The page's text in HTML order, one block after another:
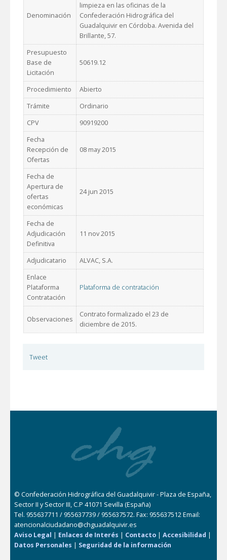
Denominación
limpieza en las oficinas de la
Confederación Hidrográfica del
Guadalquivir en Córdoba. Avenida del
Brillante, 57.
Presupuesto
Base de
Licitación
50619.12
Procedimiento
Abierto
Trámite
Ordinario
CPV
90919200
Fecha
Recepción de
Ofertas
08 may 2015
Fecha de
Apertura de
ofertas
económicas
24 jun 2015
Fecha de
Adjudicación
Definitiva
11 nov 2015
Adjudicatario
ALVAC, S.A.
Enlace
Plataforma
Contratación
Plataforma de contratación
Observaciones
Contrato formalizado el 23 de
diciembre de 2015.
Tweet
© Confederación Hidrográfica del Guadalquivir - Plaza de España,
Sector II y Sector III, C.P 41071 Sevilla (España)
Tel. 955637711 / 955637739 / 955637572. Fax: 955637512 Email:
atencionalciudadano@chguadalquivir.es
Aviso Legal | Enlaces de Interés | Contacto |Accesibilidad |
Datos Personales | Seguridad de la información